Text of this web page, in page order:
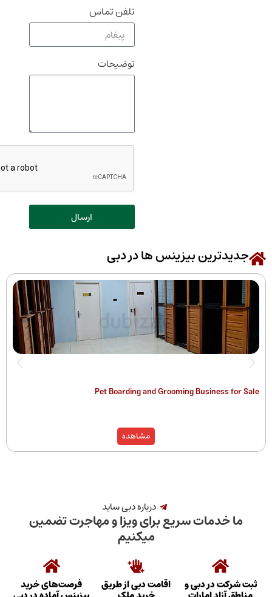
بیزینس ها در دبی
Pet Boarding and Grooming
درباره دبی ساید
سریع برای ویزا و مهاجرت تضمین
در دبی و اقامت دبی از طریق فرصت‌های خرید